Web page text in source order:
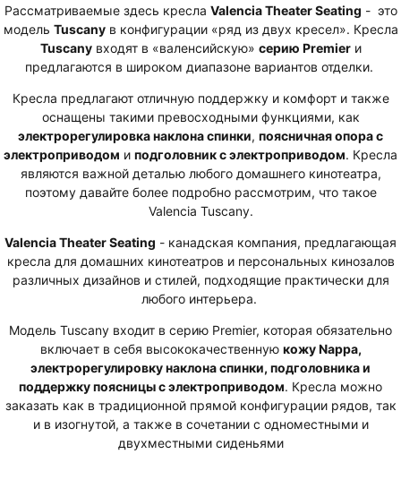
Рассматриваемые здесь кресла Valencia Theater Seating - это
модель Tuscany в конфигурации «ряд из двух кресел». Кресла
Tuscanyвходят в «валенсийскую» серию Premierи
предлагаются в широком диапазоне вариантов отделки.
Кресла предлагают отличную поддержку и комфорт и также
оснащены такими превосходными функциями, как
электрорегулировка наклона спинки, поясничная опора с
электроприводом и подголовник с электроприводом. Кресла
являются важной деталью любого домашнего кинотеатра,
поэтому давайте более подробно рассмотрим, что такое
Valencia Tuscany.
Valencia Theater Seating - канадская компания, предлагающая
кресла для домашних кинотеатров и персональных кинозалов
различных дизайнов и стилей, подходящие практически для
любого интерьера.
Модель Tuscany входит в серию Premier, которая обязательно
включает в себя высококачественную кожу Nappa,
электрорегулировку наклона спинки, подголовника и
поддержку поясницы с электроприводом. Кресла можно
заказать как в традиционной прямой конфигурации рядов, так
и в изогнутой, а также в сочетании с одноместными и
двухместными сиденьями